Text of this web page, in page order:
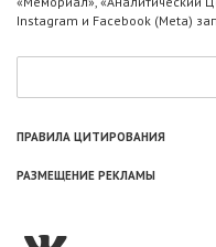
Instagram и Facebook (Metа)
ПРАВИЛА ЦИТИРОВАНИЯ
РАЗМЕЩЕНИЕ РЕКЛАМЫ